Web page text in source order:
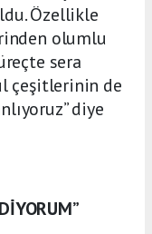
Özellikle
olumlu
sera
çeşitlerinin de
diye